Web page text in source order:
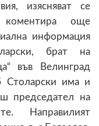
изясняват се
коментира още
информация
брат на
във Велинград
има и
председател на
Направилият